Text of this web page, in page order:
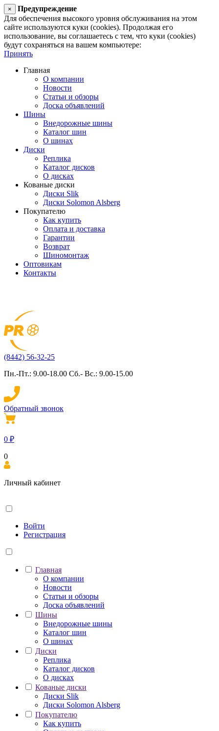
×
Предупреждение
Для обеспечения высокого уровня обслуживания на этом
сайте используются куки (cookies). Продолжая его
использование, вы соглашаетесь с тем, что куки (cookies)
будут сохраняться на вашем компьютере:
Принять
Главная
О компании
Новости
Статьи и обзоры
Доска объявлений
Шины
Внедорожные шины
Каталог шин
О шинах
Диски
Реплика
Каталог дисков
О дисках
Кованые диски
Диски Slik
Диски Solomon Alsberg
Покупателю
Как купить
Оплата и доставка
Гарантии
Возврат
Шиномонтаж
Оптовикам
Контакты
(8442) 56-32-25
Пн.-Пт.: 9.00-18.00 Сб.- Вс.: 9.00-15.00
Обратный звонок
0 ₽
0
Личный кабинет
Войти
Регистрация
Главная
О компании
Новости
Статьи и обзоры
Доска объявлений
Шины
Внедорожные шины
Каталог шин
О шинах
Диски
Реплика
Каталог дисков
О дисках
Кованые диски
Диски Slik
Диски Solomon Alsberg
Покупателю
Как купить